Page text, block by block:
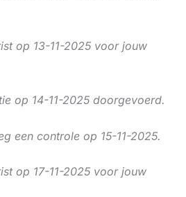
op 13-11-2025 voor jouw
op 14-11-2025 doorgevoerd.
een controle op 15-11-2025.
op 17-11-2025 voor jouw